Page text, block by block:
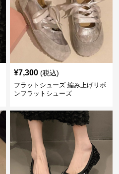
¥7,300 (税込)
フラットシューズ 編み上げリボ
ンフラットシューズ